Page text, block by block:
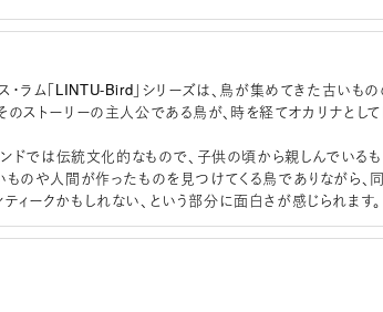
ラム「LINTU-Bird」シリーズは、鳥が集めてきた古いもの
ストーリーの主人公である鳥が、時を経てオカリナとして
ドでは伝統文化的なもので、子供の頃から親しんでいるも
のや人間が作ったものを見つけてくる鳥でありながら、同
ークかもしれない、という部分に面白さが感じられます。